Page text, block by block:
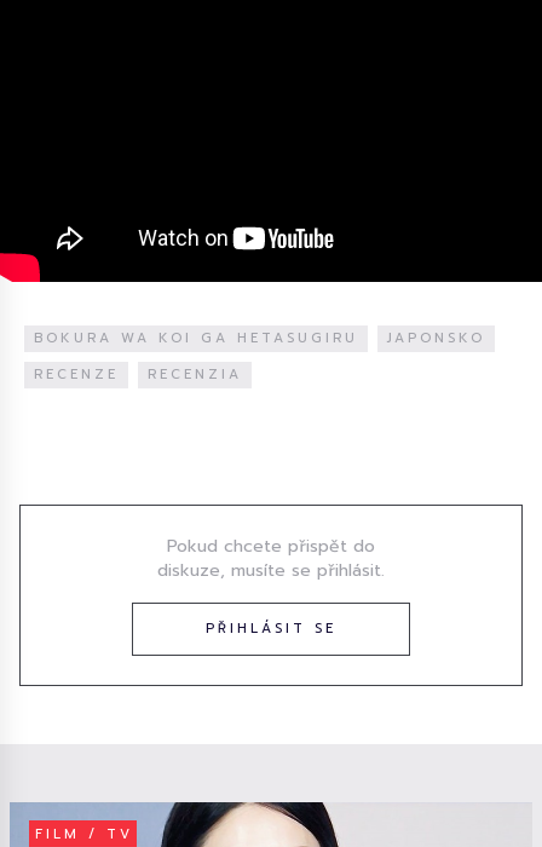
BOKURA WA KOI GA HETASUGIRU
JAPONSKO
RECENZE
RECENZIA
Pokud chcete přispět do
diskuze, musíte se přihlásit.
PŘIHLÁSIT SE
FILM / TV